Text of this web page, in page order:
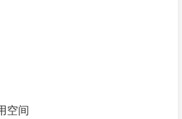
空间